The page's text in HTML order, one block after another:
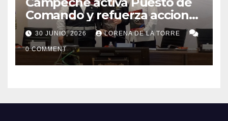
Comando y refuerza acciones
de Protección Civil ante
riesgos hidrometeorológicos
30 JUNIO, 2026 LORENA DE LA TORRE
0 COMMENT